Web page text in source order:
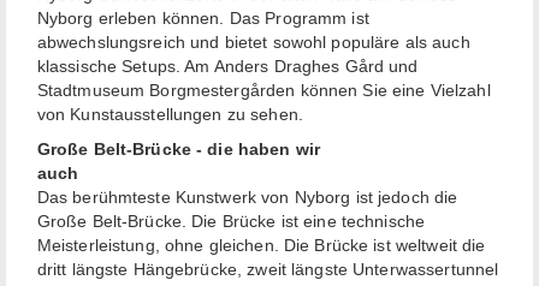
Nyborg erleben können. Das Programm ist
abwechslungsreich und bietet sowohl populäre als auch
klassische Setups. Am Anders Draghes Gård und
Stadtmuseum Borgmestergården können Sie eine Vielzahl
von Kunstausstellungen zu sehen.
Große Belt-Brücke - die haben wir
auch
Das berühmteste Kunstwerk von Nyborg ist jedoch die
Große Belt-Brücke. Die Brücke ist eine technische
Meisterleistung, ohne gleichen. Die Brücke ist weltweit die
dritt längste Hängebrücke, zweit längste Unterwassertunnel